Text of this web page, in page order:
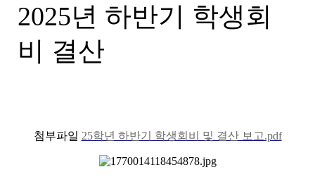
2025년 하반기 학생회
비 결산
첨부파일 25학년 하반기 학생회비 및 결산 보고.pdf